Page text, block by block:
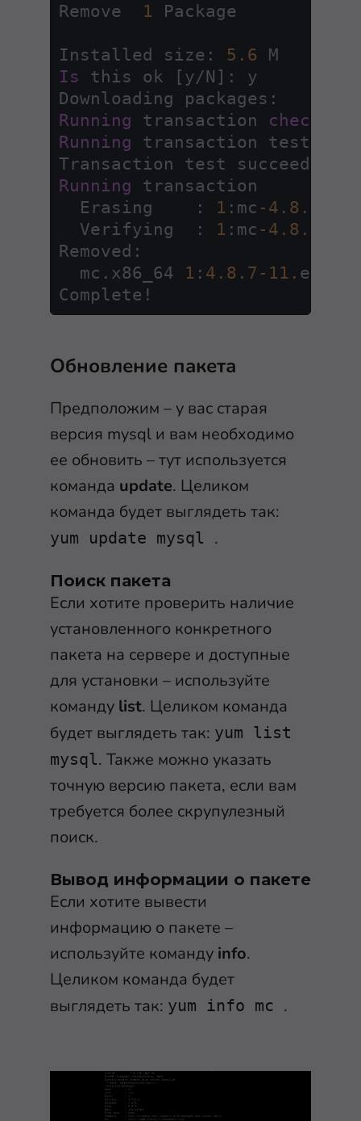
Remove 1 Package
Installed size: 5.6
Is this ok [y/N]: y
Running transaction check
Running transaction test
Running transaction
  Erasing    :
1 :mc -4.8 .7
  Verifying  :
1 :mc -4.8 .7
Removed:
  mc.x86_64
1 : 4.8 .7 -11. el7
Complete !
Обновление пакета
Предположим – у вас старая
версия mysql и вам необходимо
ее обновить – тут используется
команда update. Целиком
команда будет выглядеть так:
yum update mysql .
Поиск пакета
Если хотите проверить наличие
установленного конкретного
пакета на сервере и доступные
для установки – используйте
команду list. Целиком команда
будет выглядеть так: yum list
mysql. Также можно указать
точную версию пакета, если вам
требуется более скрупулезный
поиск.
Вывод информации о пакете
Если хотите вывести
информацию о пакете –
используйте команду info.
Целиком команда будет
выглядеть так: yum info mc .